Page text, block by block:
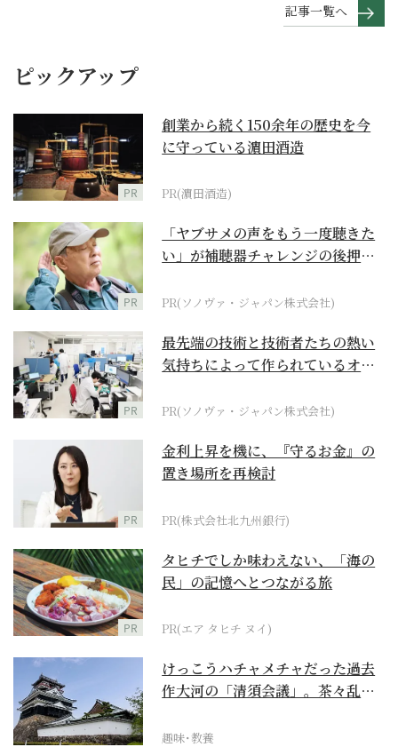
記事一覧へ
ピックアップ
PR
創業から続く150余年の歴史を今
に守っている濵田酒造
PR(濵田酒造)
PR
「ヤブサメの声をもう一度聴きた
い」が補聴器チャレンジの後押し
PR(ソノヴァ・ジャパン株式会社)
PR
最先端の技術と技術者たちの熱い
気持ちによって作られているオー
PR(ソノヴァ・ジャパン株式会社)
PR
金利上昇を機に、『守るお金』の
置き場所を再検討
PR(株式会社北九州銀行)
PR
タヒチでしか味わえない、「海の
民」の記憶へとつながる旅
PR(エア タヒチ ヌイ)
けっこうハチャメチャだった過去
作大河の「清須会議」。茶々乱
趣味･教養